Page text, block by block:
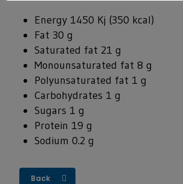
Energy 1450 Kj (350 kcal)
Fat 30 g
Saturated fat 21 g
Monounsaturated fat 8 g
Polyunsaturated fat 1 g
Carbohydrates 1 g
Sugars 1 g
Protein 19 g
Sodium 0.2 g
Back